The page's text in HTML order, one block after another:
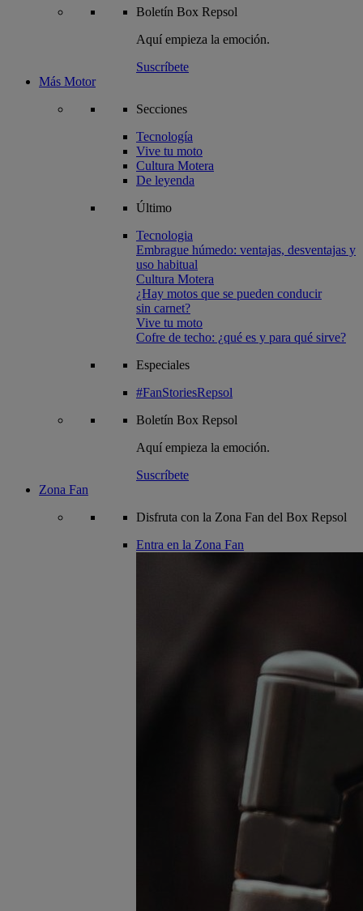
Boletín Box Repsol
Aquí empieza la emoción.
Suscríbete
Más Motor
Secciones
Tecnología
Vive tu moto
Cultura Motera
De leyenda
Último
Tecnologia
Embrague húmedo: ventajas, desventajas y
uso habitual
Cultura Motera
¿Hay motos que se pueden conducir
sin carnet?
Vive tu moto
Cofre de techo: ¿qué es y para qué sirve?
Especiales
#FanStoriesRepsol
Boletín Box Repsol
Aquí empieza la emoción.
Suscríbete
Zona Fan
Disfruta con la Zona Fan del Box Repsol
Entra en la Zona Fan